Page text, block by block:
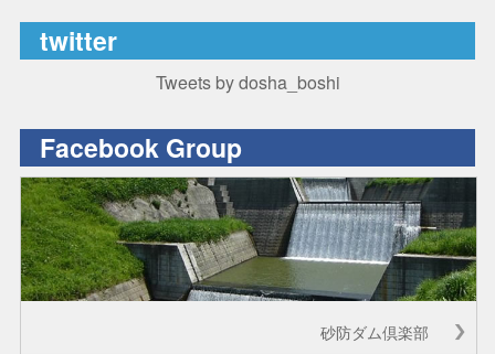
twitter
Tweets by dosha_boshi
Facebook Group
砂防ダム倶楽部